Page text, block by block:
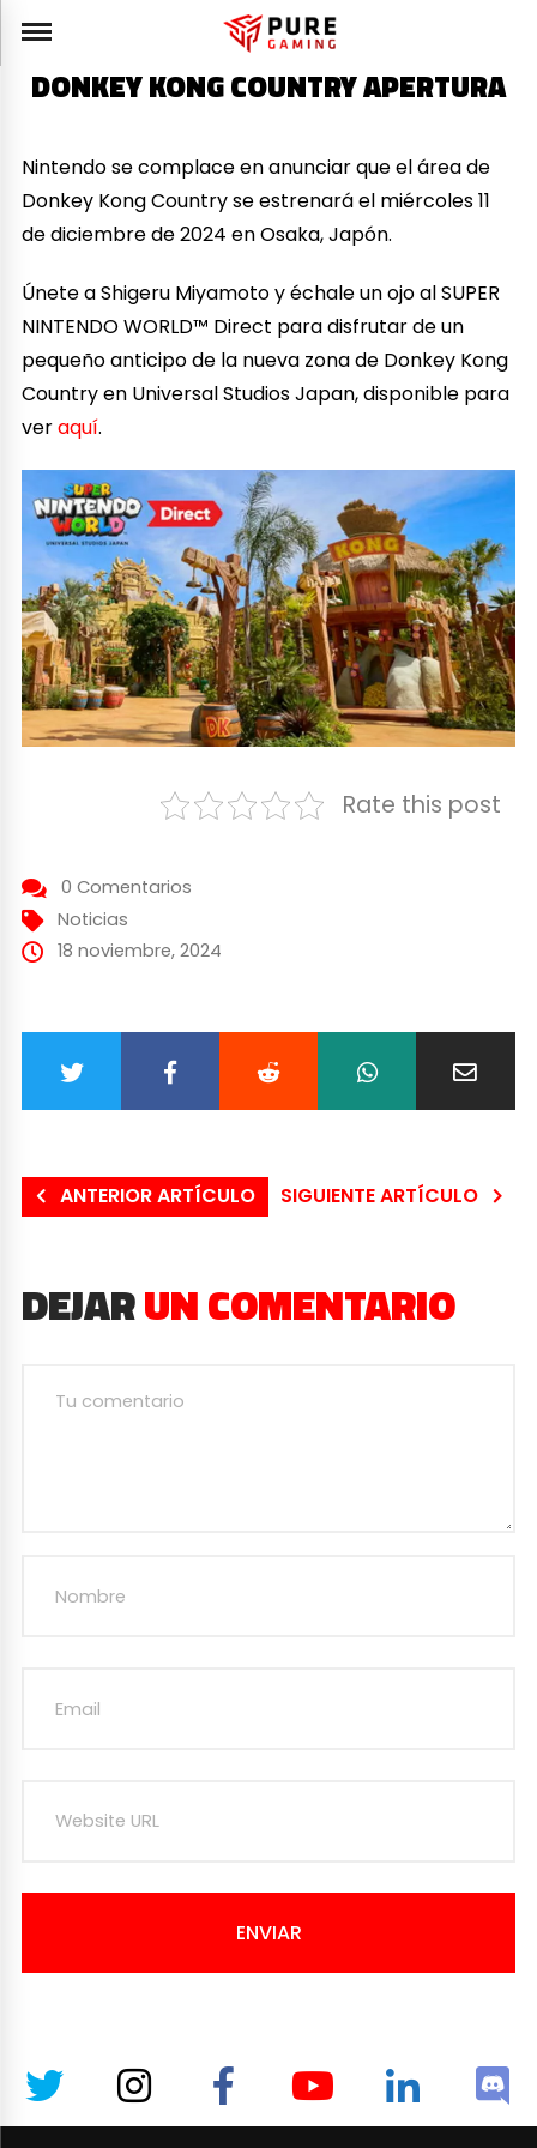
DONKEY KONG COUNTRY APERTURA
Nintendo se complace en anunciar que el área de
Donkey Kong Country se estrenará el miércoles 11
de diciembre de 2024 en Osaka, Japón.
Únete a Shigeru Miyamoto y échale un ojo al SUPER
NINTENDO WORLD™ Direct para disfrutar de un
pequeño anticipo de la nueva zona de Donkey Kong
Country en Universal Studios Japan, disponible para
veraquí.
Rate this post
0 Comentarios
Noticias
18 noviembre, 2024
ANTERIOR ARTÍCULO SIGUIENTE ARTÍCULO
DEJARUN COMENTARIO
ENVIAR